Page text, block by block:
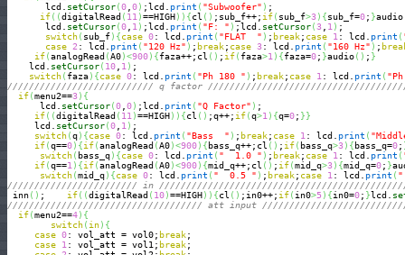
       lcd.
setCursor(0 0) ;lcd. print ( "Subwoofer" ) ;
if( (digitalRead ( 11 )==HIGH) ) {cl ( ) ;sub_f++; if( sub_f>3) {sub_f=0; }audio
       lcd.
setCursor(0 1 ) ;lcd. print ( "F: " ) ;lcd. setCursor(3 1 ) ;
switch( sub_f) {case 0: lcd. print ( "FLAT  " ) ; break; case 1 : lcd. print (
case 2 : lcd. print ( "120 Hz" ) ; break; case 3: lcd. print ( "160 Hz" ) ;
if(analogRead (A0)<900) {faza++;cl ( ) ; if( faza>1 ) {faza=0; }audio( ) ; }
    lcd.
setCursor( 10 1 ) ;
switch( faza) {case 0: lcd. print ( "Ph 180 " ) ; break; case 1 : lcd. print (
/////////////////////////// q factor
if(menu2==3) {
      lcd.
setCursor(0 0) ;lcd. print ( "Q Factor" ) ;
if( (digitalRead ( 11 )==HIGH) ) {cl ( ) ;q++; if(q>1 ) {q=0; }}
     lcd.
setCursor(0 1 ) ;
switch(q) {case 0: lcd. print ( "Bass  " ) ; break; case 1 : lcd. print (
if(q==0) {if(analogRead (A0)<900) {bass_q++;cl ( ) ; if( bass_q>3) {bass_q=0;
switch( bass_q) {case 0: lcd. print ( "  1.0 " ) ; break; case 1 : lcd. print (
if(q==1 ) {if(analogRead (A0)<900) {mid_q++;cl ( ) ; if(mid_q>3) {mid_q=0; }
switch(mid_q) {case 0: lcd. print ( "  0.5 " ) ; break; case 1 : lcd. print ( "
//////////////////////// in
inn( ) ; if( (digitalRead ( 10)==HIGH) ) {cl ( ) ;in0++; if( in0>5) {in0=0; }lcd.
//////////////////////////////////// att input
if(menu2==4) {
switch( in) {
case 0: vol_att = vol0; break;
case
1 : vol_att = vol1; break;